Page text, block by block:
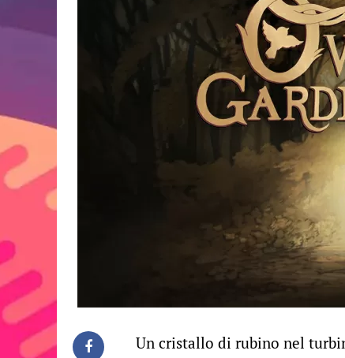
Un cristallo di rubino nel